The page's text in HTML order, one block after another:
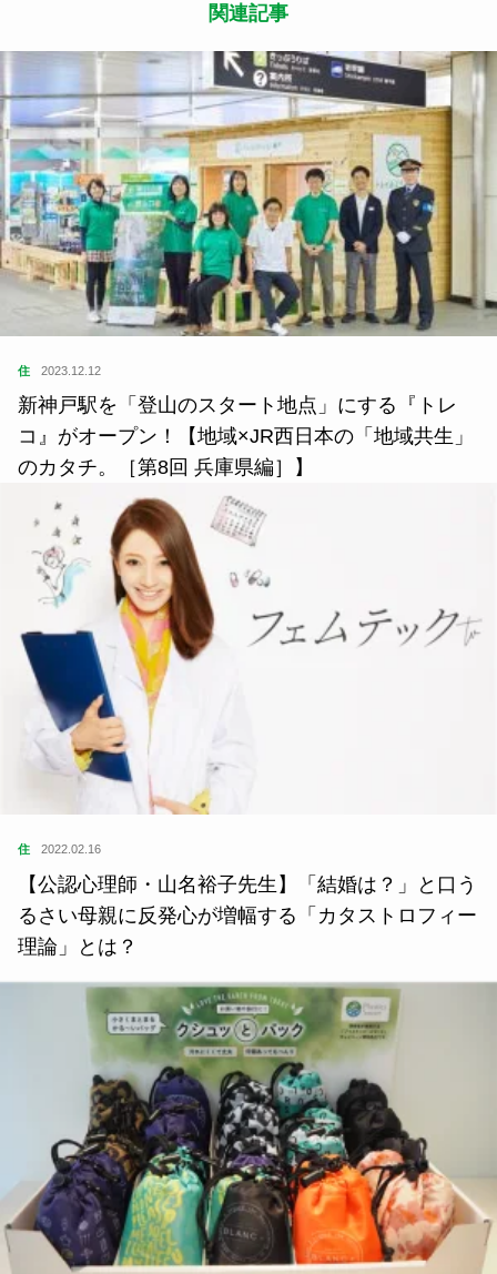
関連記事
住 2023.12.12
新神戸駅を「登山のスタート地点」にする『トレ
コ』がオープン！【地域×JR西日本の「地域共生」
のカタチ。［第8回 兵庫県編］】
住 2022.02.16
【公認心理師・山名裕子先生】「結婚は？」と口う
るさい母親に反発心が増幅する「カタストロフィー
理論」とは？